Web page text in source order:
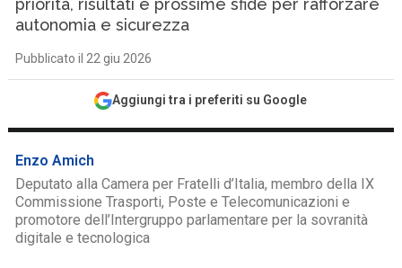
priorità, risultati e prossime sfide per rafforzare
autonomia e sicurezza
Pubblicato il 22 giu 2026
Aggiungi tra i preferiti su Google
Enzo Amich
Deputato alla Camera per Fratelli d’Italia, membro della IX
Commissione Trasporti, Poste e Telecomunicazioni e
promotore dell’Intergruppo parlamentare per la sovranità
digitale e tecnologica